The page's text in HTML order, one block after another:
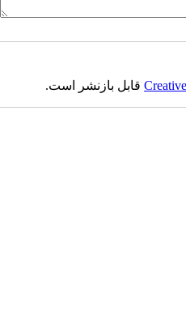
قابل بازنشر است.